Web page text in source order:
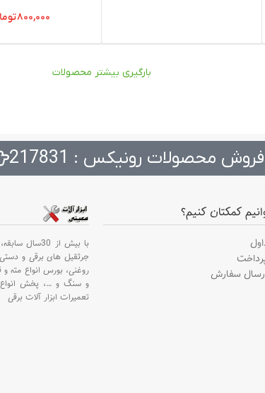
۸۰۰,۰۰۰
بارگیری بیشتر محصولات
محصولات رونیکس : 217831
کمکتان کنیم؟
سفارش
با بیش از 30سال سابقه،
جرثقیل های برقی و
روغنی، بورس انواع مته و
و سنگ و…، پخش
تعمیرات ابزار آلات برقی